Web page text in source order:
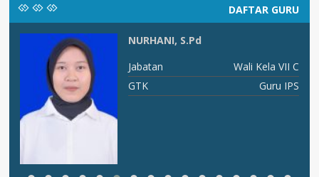
DAFTAR GURU
NURHANI, S.Pd
Jabatan
Wali Kela VII C
GTK
Guru IPS